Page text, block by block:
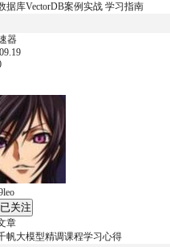
据库VectorDB案例实战 学习指南
器
已关注
章
帆大模型精调课程学习心得